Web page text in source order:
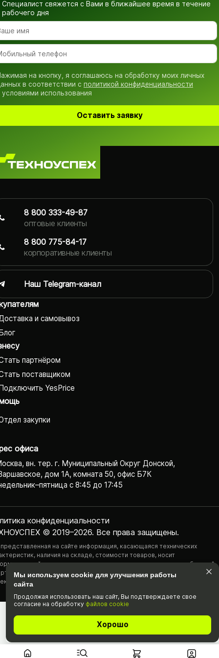
Специалист свяжется с Вами в ближайшее время в течение
рабочего дня
на кнопку, я соглашаюсь на обработку моих личных
в соответствии с политикой конфиденциальности
условиями использования
Оставить заявку
и самовывоз
партнёром
поставщиком
YesPrice
закупки
офиса
вн. тер. г. Муниципальный Округ Донской,
дом 1А, комната 50, офис Б7К
с 8:45 до 17:45
© 2019–2026. Все права защищены.
конфиденциаль­ности
на сайте информация, касающаяся технических
наличия на складе, стоимости товаров, носит
характер и ни при каких условиях не является публичной
определяемой положениями Статьи 437(2) Гражданского
РФ.
8 800 333-49-87
оптовые клиенты
8 800 775-84-17
корпоративные клиенты
Наш Telegram-канал
Мы используем cookie для улучшения работы
сайта
Продолжая использовать наш cайт, Вы подтвержда­ете свое
согласие на обработку файлов cookie
Хорошо